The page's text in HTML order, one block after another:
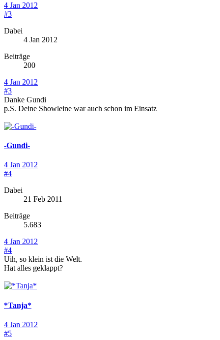
4 Jan 2012
#3
Dabei
4 Jan 2012
Beiträge
200
4 Jan 2012
#3
Danke Gundi
p.S. Deine Showleine war auch schon im Einsatz
-Gundi-
4 Jan 2012
#4
Dabei
21 Feb 2011
Beiträge
5.683
4 Jan 2012
#4
Uih, so klein ist die Welt.
Hat alles geklappt?
*Tanja*
4 Jan 2012
#5